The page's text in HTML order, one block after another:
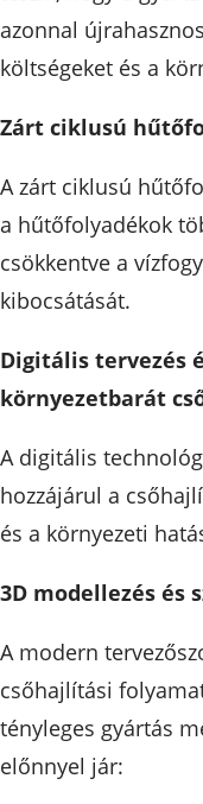
azonnal
költségeket és a
Zárt ciklusú
A zárt ciklusú
a hűtőfolyadékok
csökkentve a
kibocsátását.
Digitális tervezés
környezetbarát
A digitális
hozzájárul a
és a környezeti
3D modellezés és
A modern
csőhajlítási
tényleges gyártás
előnnyel jár: